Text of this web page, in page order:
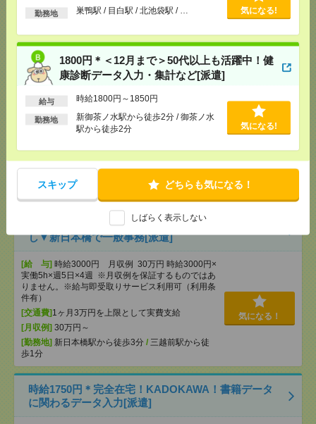
以上
勤務地 巣鴨駅 / 目白駅 / 北池袋駅 / … 気になる!
1800円＊＜12月まで＞50代以上も活躍中！健
康診断データ入力・集計など[派遣]
給与 時給1800円～1850円
勤務地
新御茶ノ水駅から徒歩2分 / 御茶ノ水
駅から徒歩2分
気になる!
スキップ どちらも気になる！
しばらく表示しない
データ入力・集計など[派遣]
[交通費]全額支給
[勤務地]
新御茶ノ水駅から徒歩2分/御茶ノ水駅か
ら徒歩2分
気になる！
＼！電話なし！／集中して働けるコツコツデータチ
ェック@大崎[派遣]
[交通費]交通費実費支給(当社規定あり)
大崎駅から徒歩2分
歩8分
【在宅勤務OK】時給3000円！10～16時＊残業ほぼな
し▼新日本橋で一般事務[派遣]
[給 与] 時給3000円 月収例 30万円 時給3000円×
実働5h×週5日×4週 ※月収例を保証するものではあ
りません。※給与即受取りサービス利用可（利用条
件有）
[交通費] 1ヶ月3万円を上限として実費支給
[月収例] 30万円～
[勤務地] 新日本橋駅から徒歩3分 / 三越前駅から徒
歩1分
気になる！
時給1750円＊完全在宅！KADOKAWA！書籍データ
に関わるデータ入力[派遣]